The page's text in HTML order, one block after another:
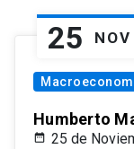
25 NOV
Humberto
25 de